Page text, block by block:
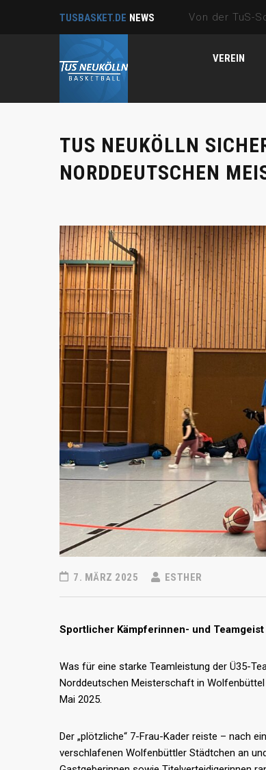
TUSBASKET.DE NEWS
VEREIN
TUS NEUKÖLLN
NORDDEUTSCHEN
7. MÄRZ 2025 ESTHER
Sportlicher Kämpferinnen- und
Was für eine starke Teamleistung der Ü35-
Norddeutschen Meisterschaft in
Mai 2025.
Der „plötzliche“ 7-Frau-Kader reiste – nach
verschlafenen Wolfenbüttler Städtchen an